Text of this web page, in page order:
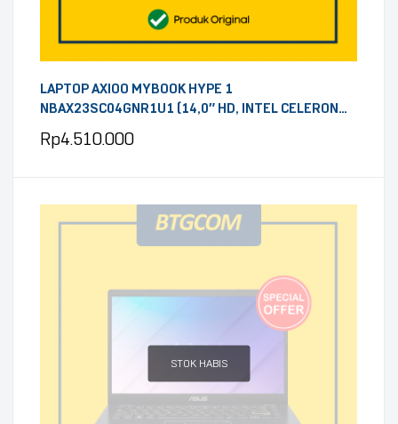
LAPTOP AXIOO MYBOOK HYPE 1
NBAX23SC04GNR1U1 (14,0″ HD, INTEL CELERON
Rp4.510.000
STOK HABIS